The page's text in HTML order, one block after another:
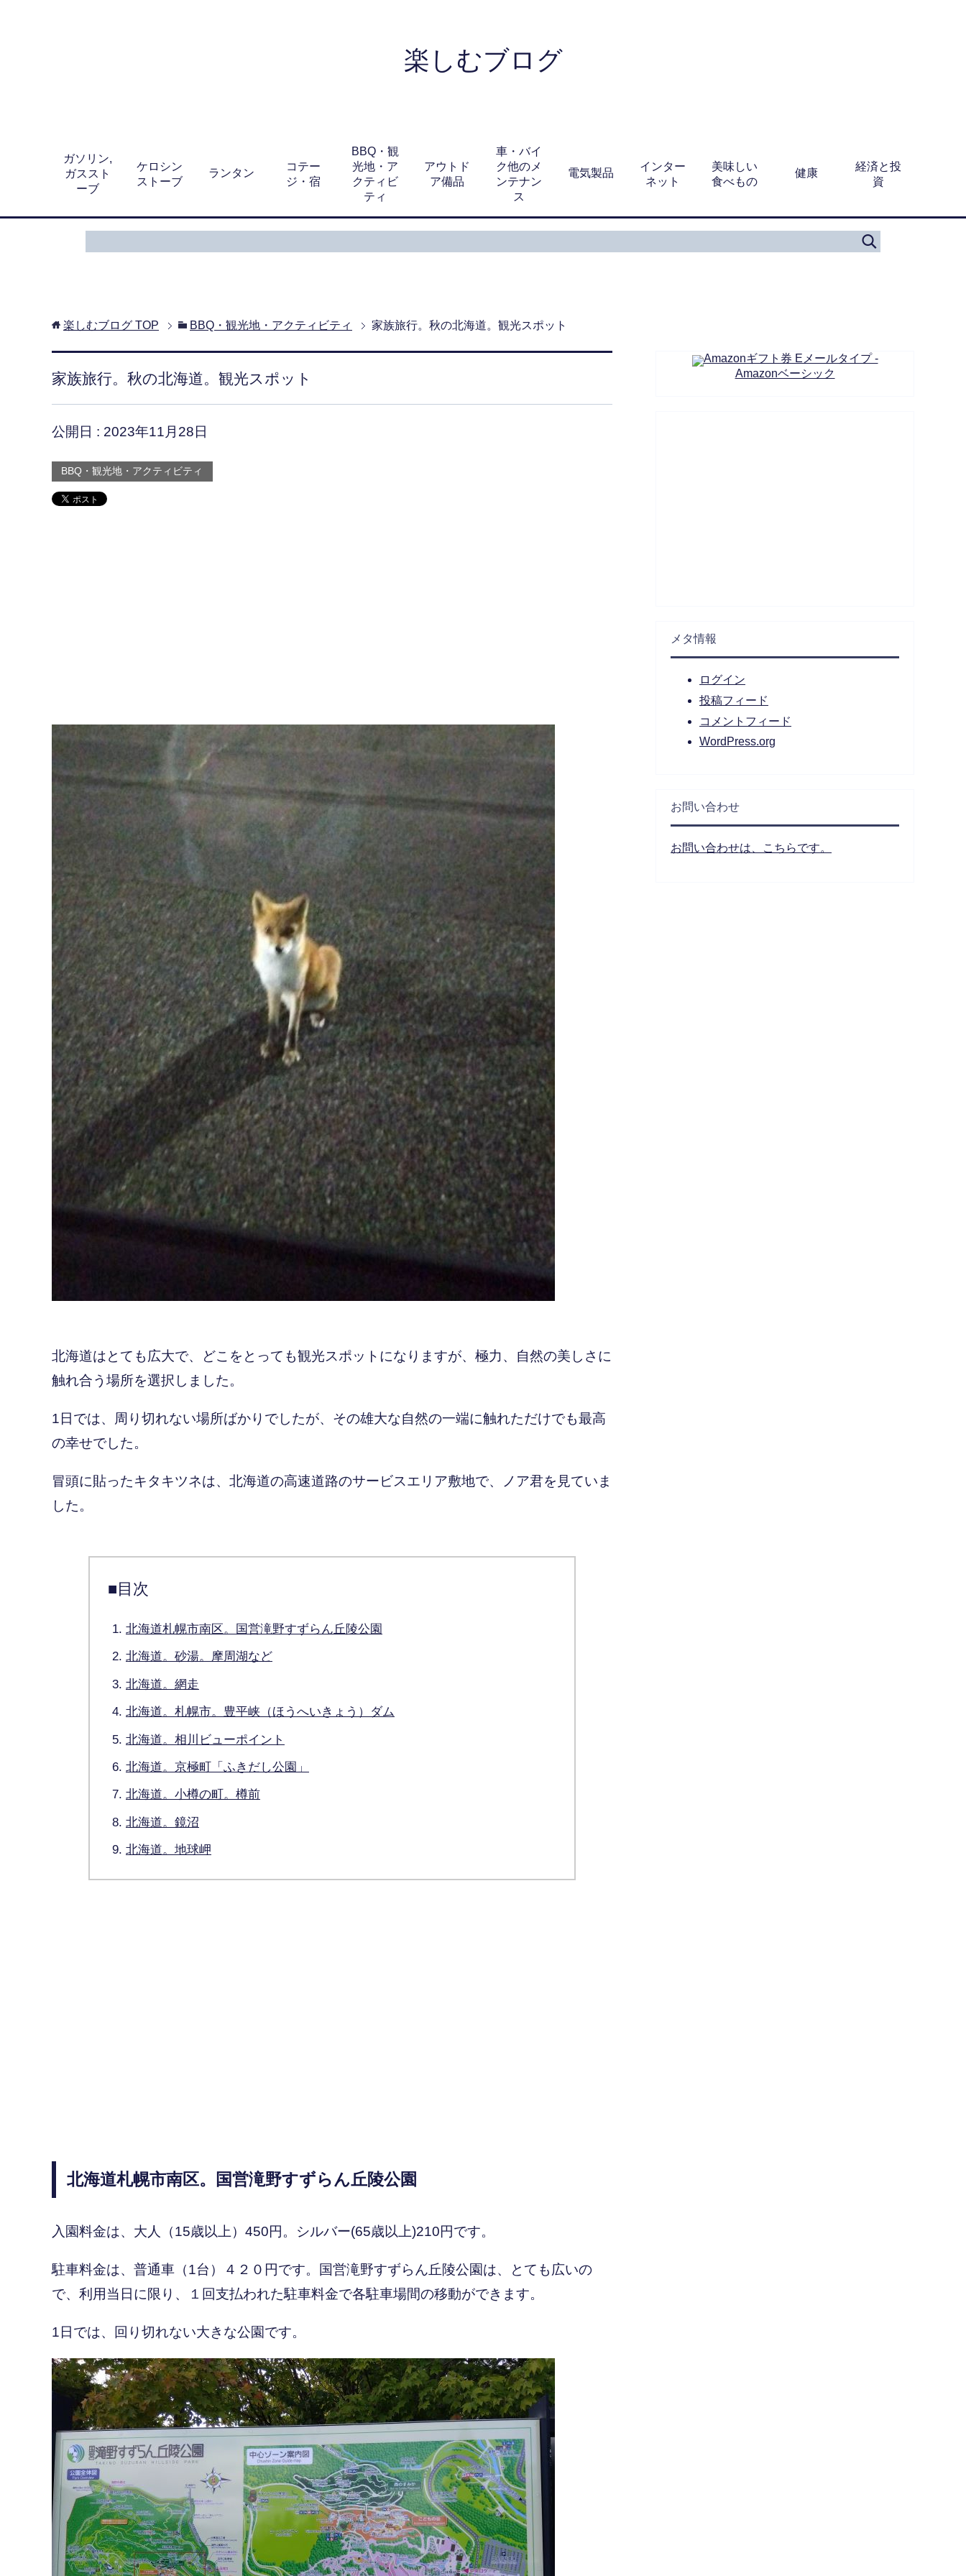
楽しむブログ
ガソリン,
ガススト
ーブ
ケロシン
ストーブ
ランタン
コテー
ジ・宿
BBQ・観
光地・ア
クティビ
ティ
アウトド
ア備品
車・バイ
ク他のメ
ンテナン
ス
電気製品
インター
ネット
美味しい
食べもの
健康
経済と投
資
楽しむブログ TOP BBQ・観光地・アクティビティ 家族旅行。秋の北海道。観光スポット
家族旅行。秋の北海道。観光スポット
公開日 : 2023年11月28日
BBQ・観光地・アクティビティ
北海道はとても広大で、どこをとっても観光スポットになりますが、極力、自然の美しさに
触れ合う場所を選択しました。
1日では、周り切れない場所ばかりでしたが、その雄大な自然の一端に触れただけでも最高
の幸せでした。
冒頭に貼ったキタキツネは、北海道の高速道路のサービスエリア敷地で、ノア君を見ていま
した。
■目次
北海道札幌市南区。国営滝野すずらん丘陵公園
北海道。砂湯。摩周湖など
北海道。網走
北海道。札幌市。豊平峡（ほうへいきょう）ダム
北海道。相川ビューポイント
北海道。京極町「ふきだし公園」
北海道。小樽の町。樽前
北海道。鏡沼
北海道。地球岬
北海道札幌市南区。国営滝野すずらん丘陵公園
入園料金は、大人（15歳以上）450円。シルバー(65歳以上)210円です。
駐車料金は、普通車（1台）４２０円です。国営滝野すずらん丘陵公園は、とても広いの
で、利用当日に限り、１回支払われた駐車料金で各駐車場間の移動ができます。
1日では、回り切れない大きな公園です。
Amazonギフト券 Eメールタイプ -
Amazonベーシック
メタ情報
ログイン
投稿フィード
コメントフィード
WordPress.org
お問い合わせ
お問い合わせは、こちらです。